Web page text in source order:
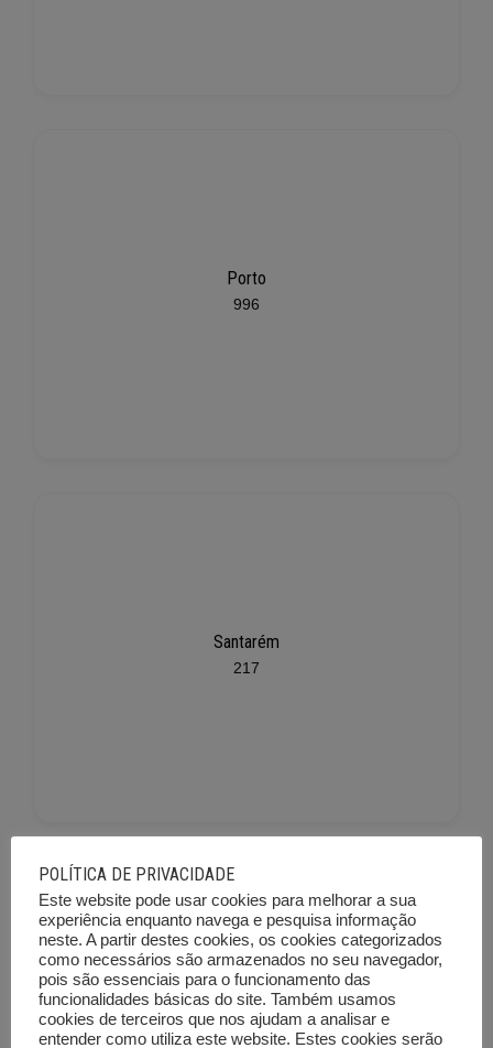
Porto
996
Santarém
217
Setúbal
225
POLÍTICA DE PRIVACIDADE
Este website pode usar cookies para melhorar a sua
experiência enquanto navega e pesquisa informação
neste. A partir destes cookies, os cookies categorizados
como necessários são armazenados no seu navegador,
pois são essenciais para o funcionamento das
funcionalidades básicas do site. Também usamos
cookies de terceiros que nos ajudam a analisar e
entender como utiliza este website. Estes cookies serão